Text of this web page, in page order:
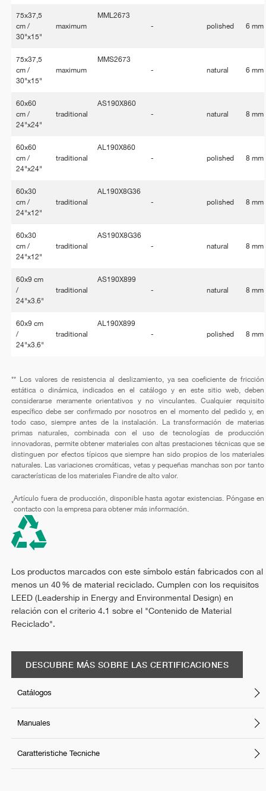
75x37,5
cm /
30"x15"
maximum
MML2673
-
polished 6 mm
75x37,5
cm /
30"x15"
maximum
MMS2673
-
natural 6 mm
60x60
cm /
24"x24"
traditional
AS190X860
-
natural 8 mm
60x60
cm /
24"x24"
traditional
AL190X860
-
polished 8 mm
60x30
cm /
24"x12"
traditional
AL190X8G36
-
polished 8 mm
60x30
cm /
24"x12"
traditional
AS190X8G36
-
natural 8 mm
60x9 cm
/
24"x3.6"
traditional
AS190X899
-
natural 8 mm
60x9 cm
/
24"x3.6"
traditional
AL190X899
-
polished 8 mm
** Los valores de resistencia al deslizamiento, ya sea coeficiente de fricción
estática o dinámica, indicados en el catálogo y en este sitio web, deben
considerarse meramente orientativos y no vinculantes. Cualquier requisito
específico debe ser confirmado por nosotros en el momento del pedido y, en
todo caso, siempre antes de la instalación. La transformación de materias
primas naturales, combinada con el uso de tecnologías de producción
innovadoras, permite obtener materiales con altas prestaciones técnicas que se
distinguen por efectos típicos que siempre han sido propios de los materiales
naturales. Las variaciones cromáticas, vetas y pequeñas manchas son por tanto
características de los materiales Fiandre de alto valor.
*
Artículo fuera de producción, disponible hasta agotar existencias. Póngase en
contacto con la empresa para obtener más información.
Los productos marcados con este símbolo están fabricados con al
menos un 40 % de material reciclado. Cumplen con los requisitos
LEED (Leadership in Energy and Environmental Design) en
relación con el criterio 4.1 sobre el "Contenido de Material
Reciclado".
DESCUBRE MÁS SOBRE LAS CERTIFICACIONES
Catálogos
Manuales
Caratteristiche Tecniche